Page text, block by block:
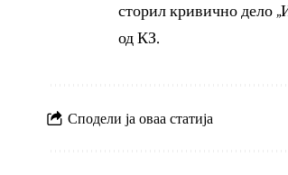
сторил кривично дело
од КЗ.
Сподели ја оваа статија